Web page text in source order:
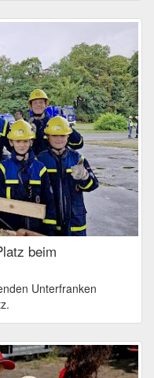
beim
Unterfranken